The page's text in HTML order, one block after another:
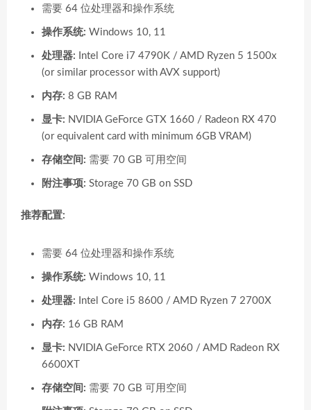
需要 64 位处理器和操作系统
操作系统: Windows 10, 11
处理器: Intel Core i7 4790K / AMD Ryzen 5 1500x
(or similar processor with AVX support)
内存: 8 GB RAM
显卡: NVIDIA GeForce GTX 1660 / Radeon RX 470
(or equivalent card with minimum 6GB VRAM)
存储空间: 需要 70 GB 可用空间
附注事项: Storage 70 GB on SSD
推荐配置:
需要 64 位处理器和操作系统
操作系统: Windows 10, 11
处理器: Intel Core i5 8600 / AMD Ryzen 7 2700X
内存: 16 GB RAM
显卡: NVIDIA GeForce RTX 2060 / AMD Radeon RX
6600XT
存储空间: 需要 70 GB 可用空间